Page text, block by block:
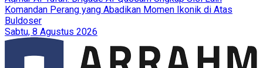
Komandan Perang yang Abadikan Momen Ikonik di Atas
Buldoser
Sabtu, 8 Agustus 2026